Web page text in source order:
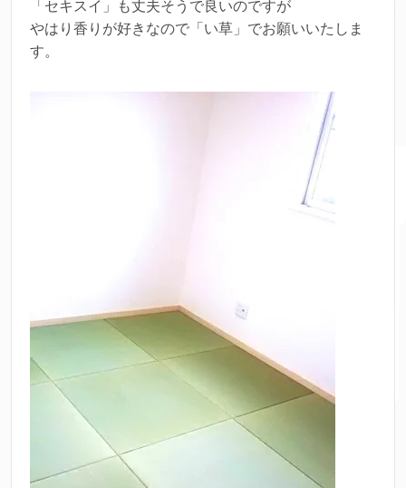
「セキスイ」も丈夫そうで良いのですが
やはり香りが好きなので「い草」でお願いいたしま
す。